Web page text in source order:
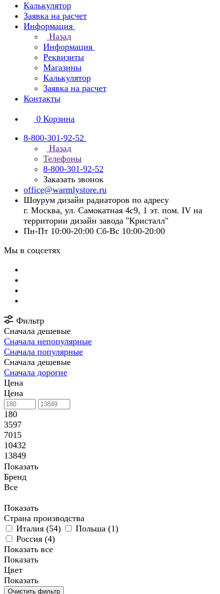
Калькулятор
Заявка на расчет
Информация
Назад
Информация
Реквизиты
Магазины
Калькулятор
Заявка на расчет
Контакты
0 Корзина
8-800-301-92-52
Назад
Телефоны
8-800-301-92-52
Заказать звонок
office@warmlystore.ru
Шоурум дизайн радиаторов по адресу
г. Москва, ул. Самокатная 4с9, 1 эт. пом. IV на
территории дизайн завода "Кристалл"
Пн-Пт 10:00-20:00 Сб-Вс 10:00-20:00
Мы в соцсетях
Фильтр
Сначала дешевые
Сначала непопулярные
Сначала популярные
Сначала дешевые
Сначала дорогие
Цена
Цена
180
3597
7015
10432
13849
Показать
Бренд
Все
Показать
Страна производства
Италия (54) Польша (1)
Россия (4)
Показать все
Показать
Цвет
Показать
Очистить фильтр